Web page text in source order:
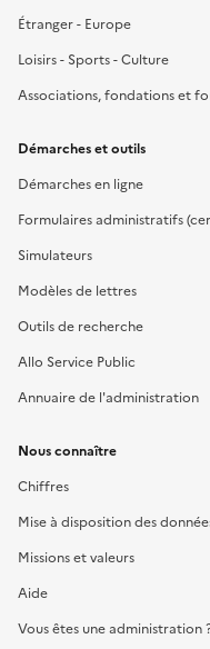
Étranger - Europe
Loisirs - Sports - Culture
Associations, fondations et
Démarches et outils
Démarches en ligne
Formulaires administratifs
Simulateurs
Modèles de lettres
Outils de recherche
Allo Service Public
Annuaire de l'administration
Nous connaître
Chiffres
Mise à disposition des
Missions et valeurs
Aide
Vous êtes une administration